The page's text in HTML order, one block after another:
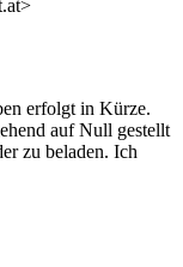
erfolgt in Kürze.
auf Null gestellt
zu beladen. Ich